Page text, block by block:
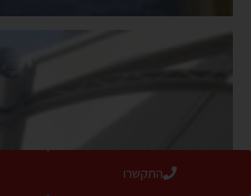
התקשרו